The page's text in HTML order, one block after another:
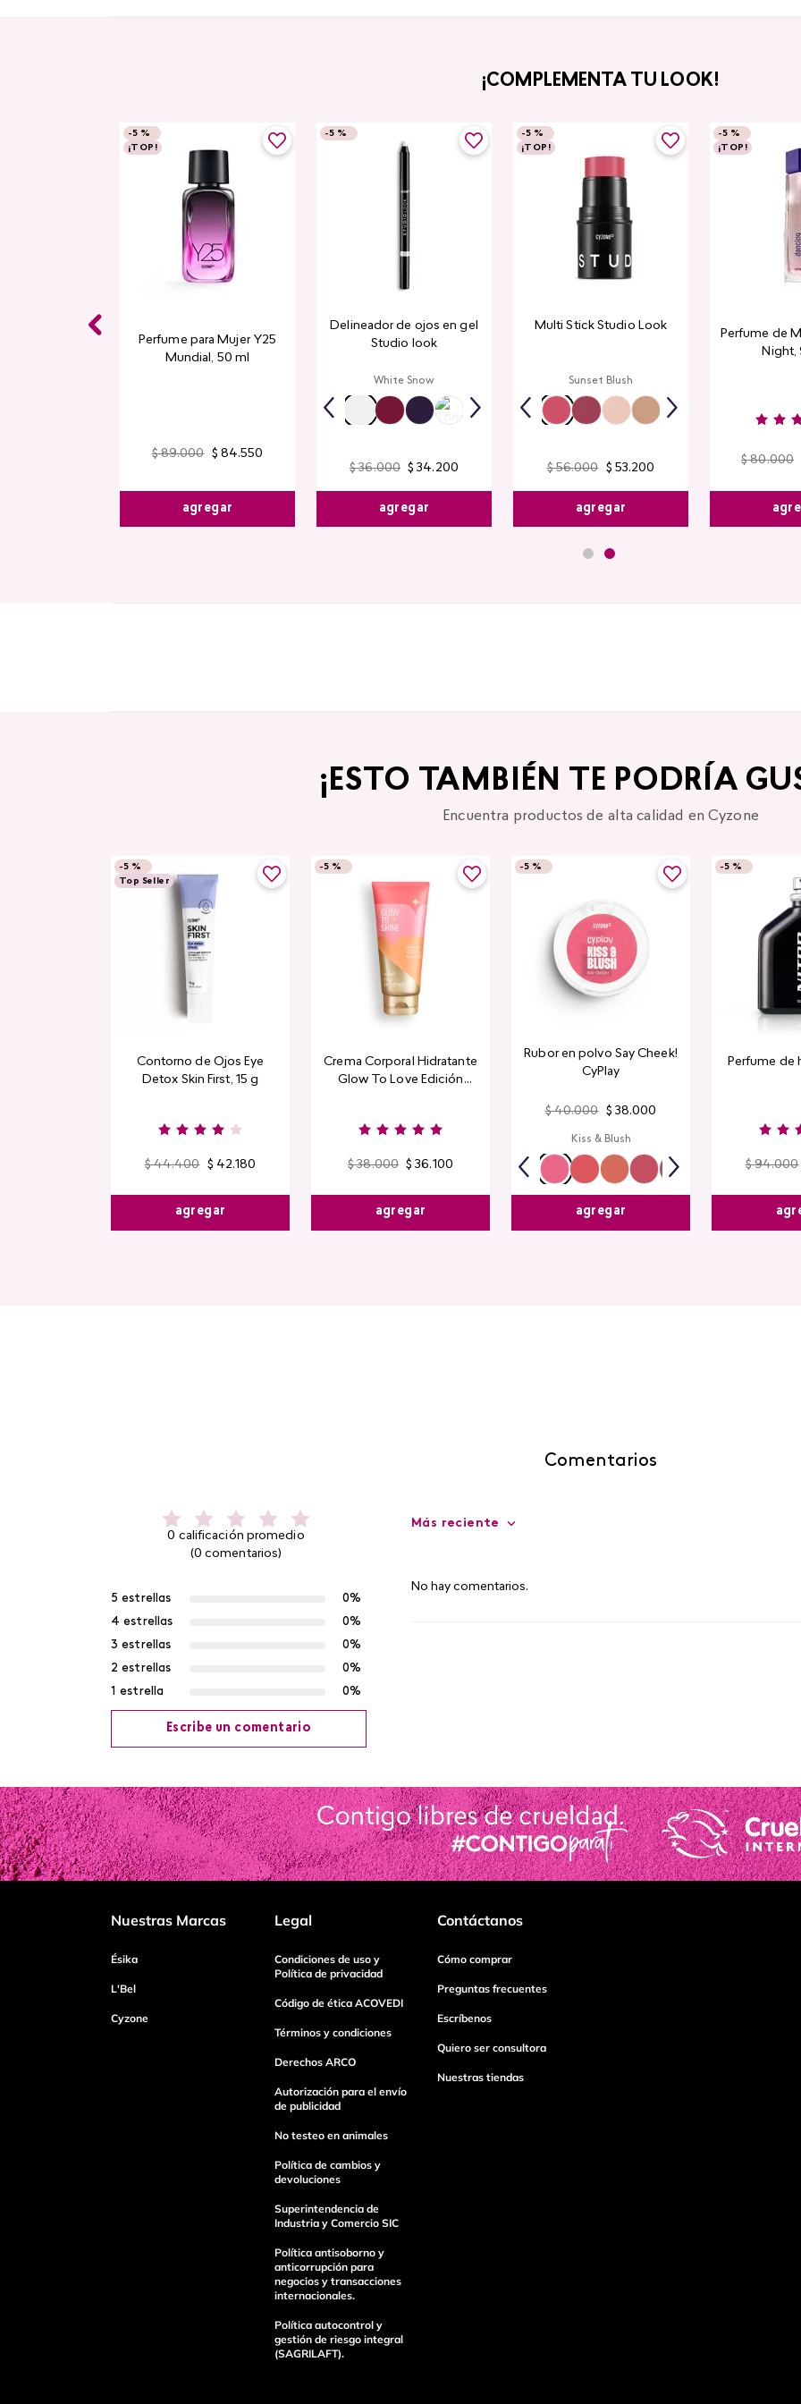
¡COMPLEMENTA TU LOOK!
-5 %
¡TOP!
Perfume para Mujer Y25
Mundial​, 50 ml
$ 89.000 $ 84.550
agregar
-5 %
Delineador de ojos en gel
Studio look
White Snow
$ 36.000 $ 34. 200
agregar
-5 %
¡TOP!
Multi Stick Studio Look
Sunset Blush
$ 56.000 $ 53.200
agregar
-5 %
¡TOP!
Perfume de
Night,
$ 80.000
¡ESTO TAMBIÉN TE PODRÍA
Encuentra productos de alta calidad en Cyzone
-5 %
Top Seller
Contorno de Ojos Eye
Detox Skin First, 15 g
$ 44.400 $ 42.180
agregar
-5 %
Crema Corporal Hidratante
Glow To Love Edición
$ 38.000 $ 36.100
agregar
-5 %
Rubor en polvo Say Cheek!
CyPlay
$ 40.000 $ 38.000
Kiss & Blush
agregar
-5 %
Perfume de
$ 94.000
Comentarios
0 calificación promedio
(0 comentarios)
5 estrellas
0%
4 estrellas
0%
3 estrellas
0%
2 estrellas
0%
1 estrella
0%
Escribe un comentario
Agregar comentario
Título
Tu nombre
Dirección de email
enviar comentario
Más reciente
No hay comentarios.
Nuestras Marcas
Ésika
L'Bel
Cyzone
Legal
Condiciones de uso y
Política de privacidad
Código de ética ACOVEDI
Términos y condiciones
Derechos ARCO
Autorización para el envío
de publicidad
No testeo en animales
Política de cambios y
devoluciones
Superintendencia de
Industria y Comercio SIC
Política antisoborno y
anticorrupción para
negocios y transacciones
internacionales.
Política autocontrol y
gestión de riesgo integral
(SAGRILAFT).
Contáctanos
Cómo comprar
Preguntas frecuentes
Escríbenos
Quiero ser consultora
Nuestras tiendas